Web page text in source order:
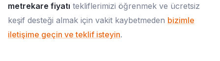
metrekare fiyatı tekliflerimizi öğrenmek ve ücretsiz
keşif desteği almak için vakit kaybetmeden bizimle
iletişime geçin ve teklif isteyin.